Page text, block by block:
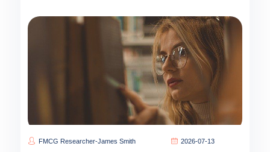
FMCG Researcher-James Smith 2026-07-13